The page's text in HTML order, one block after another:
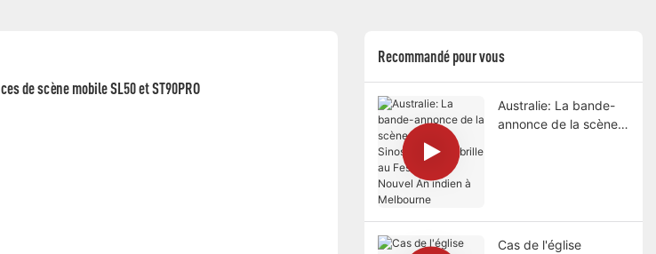
de scène mobile SL50 et ST90PRO
Recommandé pour vous
Australie: La bande-
annonce de la scène
Cas de l'église